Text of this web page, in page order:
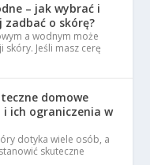
– jak wybrać i
zadbać o skórę?
a wodnym może
Jeśli masz cerę
domowe
ich ograniczenia w
dotyka wiele osób, a
skuteczne